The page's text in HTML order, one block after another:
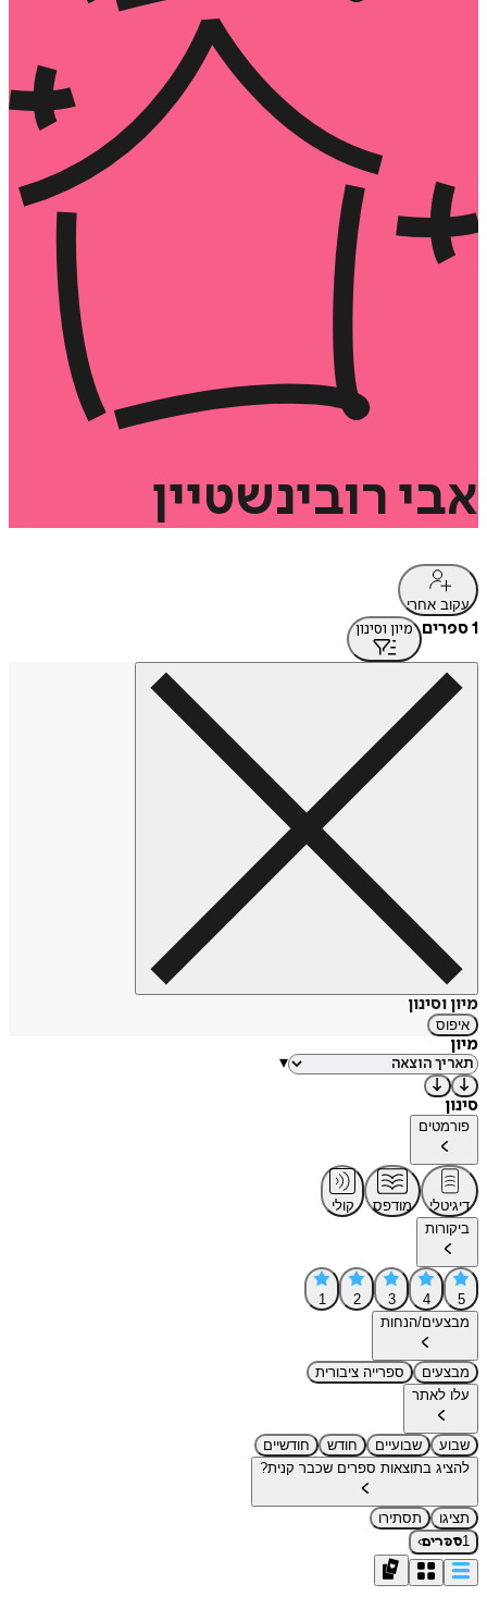
אבי רובינשטיין
עקוב אחרי
1 ספרים מיון וסינון
מיון וסינון
איפוס
מיון
▾
סינון
פורמטים
דיגיטלי מודפס
קולי
ביקורות
5
4
3
2
1
מבצעים/הנחות
מבצעים
ספרייה ציבורית
עלו לאתר
שבוע שבועיים חודש
חודשיים
להציג בתוצאות ספרים שכבר קנית?
תציגו
תסתירו
1ספרים›